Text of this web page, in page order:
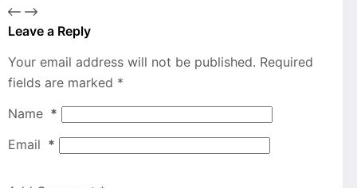
Leave a Reply
Your email address will not be published. Required
fields are marked *
Name *
Email *